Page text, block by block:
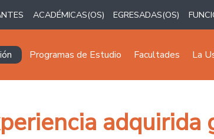
ACADÉMICAS(OS) EGRESADAS(OS)
principal
Programas de Estudio Facultades La
adquirida